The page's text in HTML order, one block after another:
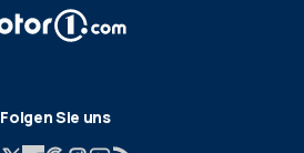
Folgen Sie uns